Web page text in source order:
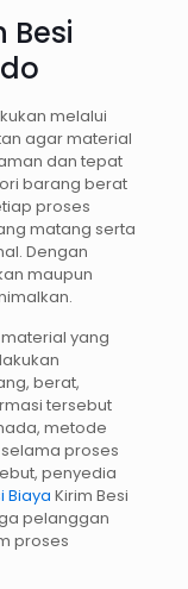
Besi
melalui
agar material
dan tepat
barang berat
proses
matang serta
Dengan
maupun
yang
berat,
tersebut
metode
proses
penyedia
Biaya Kirim Besi
pelanggan
proses